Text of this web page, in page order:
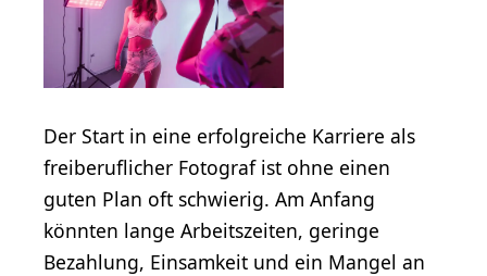
Der Start in eine erfolgreiche Karriere als
freiberuflicher Fotograf ist ohne einen
guten Plan oft schwierig. Am Anfang
könnten lange Arbeitszeiten, geringe
Bezahlung, Einsamkeit und ein Mangel an